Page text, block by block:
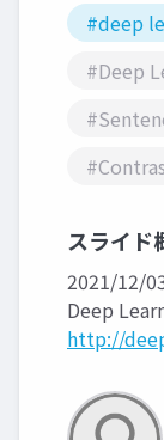
#deep
#Deep
スライド
2021/12/
Deep
http://